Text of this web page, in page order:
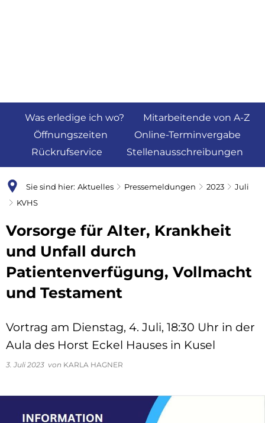
Was erledige ich wo?
Mitarbeitende von A-Z
Öffnungszeiten
Online-Terminvergabe
Rückrufservice
Stellenausschreibungen
Sie sind hier: Aktuelles Pressemeldungen 2023
Juli
KVHS
Vorsorge für Alter, Krankheit
und Unfall durch
Patientenverfügung, Vollmacht
und Testament
Vortrag am Dienstag, 4. Juli, 18:30 Uhr in der
Aula des Horst Eckel Hauses in Kusel
3. Juli 2023 von KARLA HAGNER